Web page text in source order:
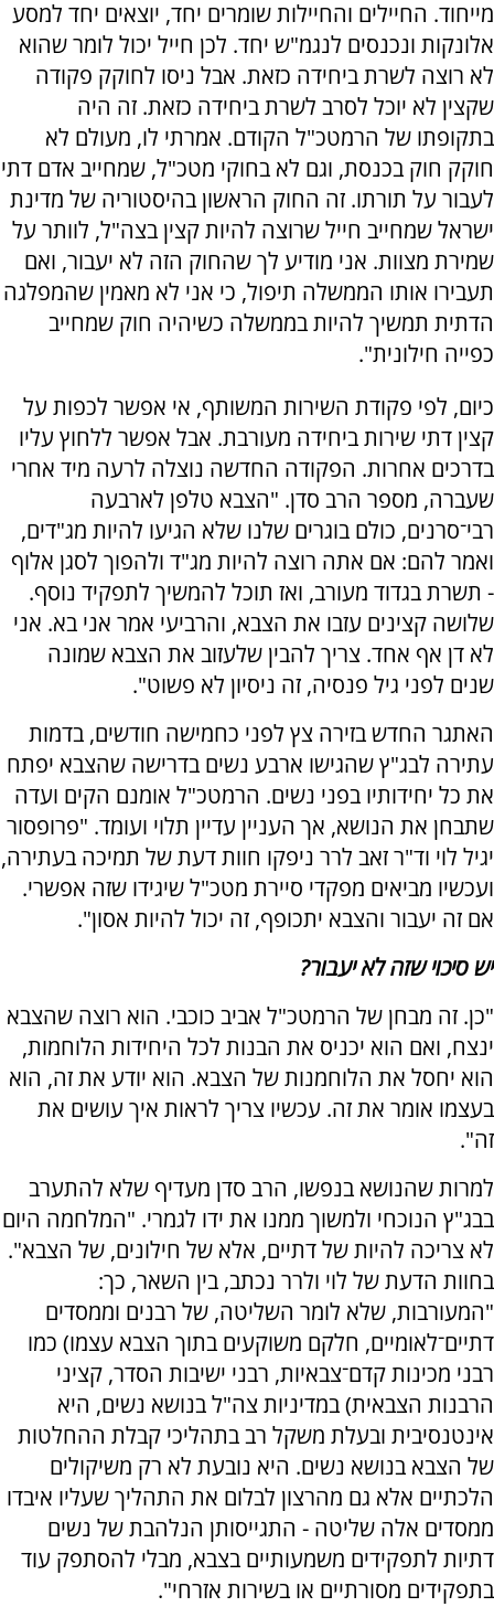
מייחוד. החיילים והחיילות שומרים יחד, יוצאים יחד למסע
אלונקות ונכנסים לנגמ"ש יחד. לכן חייל יכול לומר שהוא
לא רוצה לשרת ביחידה כזאת. אבל ניסו לחוקק פקודה
שקצין לא יוכל לסרב לשרת ביחידה כזאת. זה היה
בתקופתו של הרמטכ"ל הקודם. אמרתי לו, מעולם לא
חוקק חוק בכנסת, וגם לא בחוקי מטכ"ל, שמחייב אדם דתי
לעבור על תורתו. זה החוק הראשון בהיסטוריה של מדינת
ישראל שמחייב חייל שרוצה להיות קצין בצה"ל, לוותר על
שמירת מצוות. אני מודיע לך שהחוק הזה לא יעבור, ואם
תעבירו אותו הממשלה תיפול, כי אני לא מאמין שהמפלגה
הדתית תמשיך להיות בממשלה כשיהיה חוק שמחייב
כפייה חילונית".
כיום, לפי פקודת השירות המשותף, אי אפשר לכפות על
קצין דתי שירות ביחידה מעורבת. אבל אפשר ללחוץ עליו
בדרכים אחרות. הפקודה החדשה נוצלה לרעה מיד אחרי
שעברה, מספר הרב סדן. "הצבא טלפן לארבעה
רבי־סרנים, כולם בוגרים שלנו שלא הגיעו להיות מג"דים,
ואמר להם: אם אתה רוצה להיות מג"ד ולהפוך לסגן אלוף
- תשרת בגדוד מעורב, ואז תוכל להמשיך לתפקיד נוסף.
שלושה קצינים עזבו את הצבא, והרביעי אמר אני בא. אני
לא דן אף אחד. צריך להבין שלעזוב את הצבא שמונה
שנים לפני גיל פנסיה, זה ניסיון לא פשוט".
האתגר החדש בזירה צץ לפני כחמישה חודשים, בדמות
עתירה לבג"ץ שהגישו ארבע נשים בדרישה שהצבא יפתח
את כל יחידותיו בפני נשים. הרמטכ"ל אומנם הקים ועדה
שתבחן את הנושא, אך העניין עדיין תלוי ועומד. "פרופסור
יגיל לוי וד"ר זאב לרר ניפקו חוות דעת של תמיכה בעתירה,
ועכשיו מביאים מפקדי סיירת מטכ"ל שיגידו שזה אפשרי.
אם זה יעבור והצבא יתכופף, זה יכול להיות אסון".
יש סיכוי שזה לא יעבור?
"כן. זה מבחן של הרמטכ"ל אביב כוכבי. הוא רוצה שהצבא
ינצח, ואם הוא יכניס את הבנות לכל היחידות הלוחמות,
הוא יחסל את הלוחמנות של הצבא. הוא יודע את זה, הוא
בעצמו אומר את זה. עכשיו צריך לראות איך עושים את
זה".
למרות שהנושא בנפשו, הרב סדן מעדיף שלא להתערב
בבג"ץ הנוכחי ולמשוך ממנו את ידו לגמרי. "המלחמה היום
לא צריכה להיות של דתיים, אלא של חילונים, של הצבא".
בחוות הדעת של לוי ולרר נכתב, בין השאר, כך:
"המעורבות, שלא לומר השליטה, של רבנים וממסדים
דתיים־לאומיים, חלקם משוקעים בתוך הצבא עצמו) כמו
רבני מכינות קדם־צבאיות, רבני ישיבות הסדר, קציני
הרבנות הצבאית) במדיניות צה"ל בנושא נשים, היא
אינטנסיבית ובעלת משקל רב בתהליכי קבלת ההחלטות
של הצבא בנושא נשים. היא נובעת לא רק משיקולים
הלכתיים אלא גם מהרצון לבלום את התהליך שעליו איבדו
ממסדים אלה שליטה - התגייסותן הנלהבת של נשים
דתיות לתפקידים משמעותיים בצבא, מבלי להסתפק עוד
בתפקידים מסורתיים או בשירות אזרחי".